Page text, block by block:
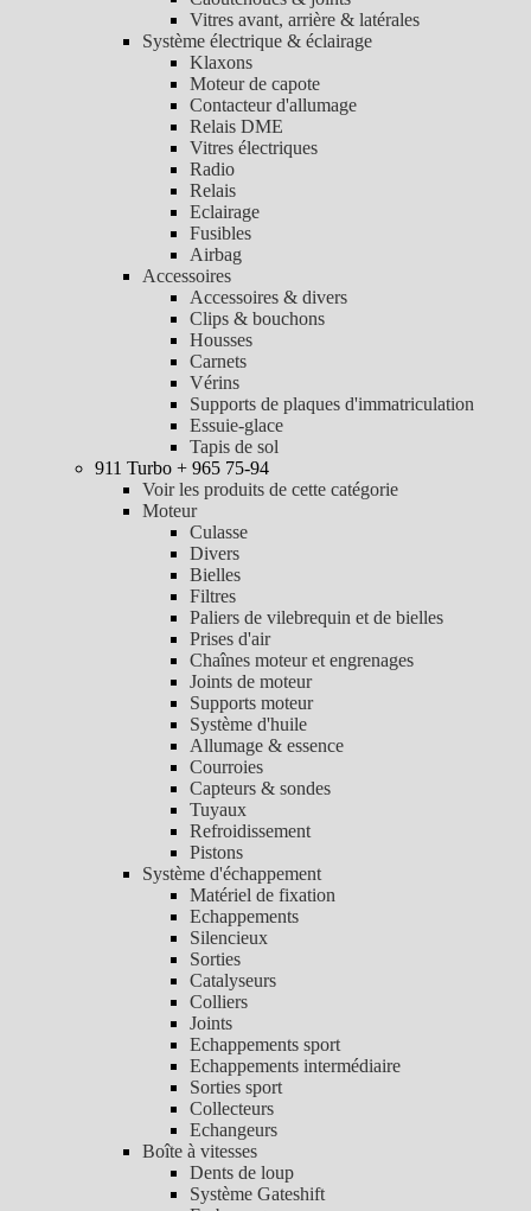
Vitres avant, arrière & latérales
Système électrique & éclairage
Klaxons
Moteur de capote
Contacteur d'allumage
Relais DME
Vitres électriques
Radio
Relais
Eclairage
Fusibles
Airbag
Accessoires
Accessoires & divers
Clips & bouchons
Housses
Carnets
Vérins
Supports de plaques d'immatriculation
Essuie-glace
Tapis de sol
911 Turbo + 965 75-94
Voir les produits de cette catégorie
Moteur
Culasse
Divers
Bielles
Filtres
Paliers de vilebrequin et de bielles
Prises d'air
Chaînes moteur et engrenages
Joints de moteur
Supports moteur
Système d'huile
Allumage & essence
Courroies
Capteurs & sondes
Tuyaux
Refroidissement
Pistons
Système d'échappement
Matériel de fixation
Echappements
Silencieux
Sorties
Catalyseurs
Colliers
Joints
Echappements sport
Echappements intermédiaire
Sorties sport
Collecteurs
Echangeurs
Boîte à vitesses
Dents de loup
Système Gateshift